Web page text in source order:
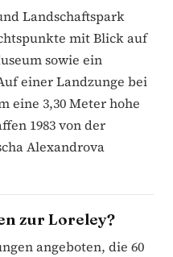
Landschaftspark
mit Blick auf
sowie ein
einer Landzunge bei
eine 3,30 Meter hohe
1983 von der
Alexandrova
zur Loreley?
angeboten, die 60